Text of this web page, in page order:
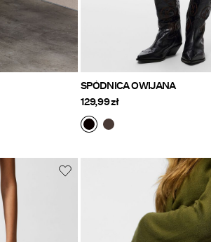
SPÓDNICA OWIJANA
129,99 zł